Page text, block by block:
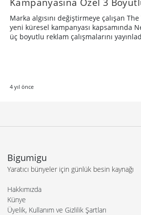
Marka algısını değiştirmeye çalışan
yeni küresel kampanyası kapsamında
üç boyutlu reklam çalışmalarını
4 yıl önce
Bigumigu
Yaratıcı bünyeler için günlük besin kaynağı
Hakkımızda
Künye
Üyelik, Kullanım ve Gizlilik Şartları